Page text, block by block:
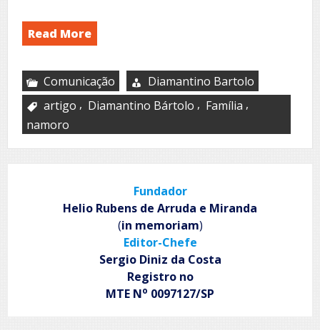
Read More
Comunicação
Diamantino Bartolo
artigo , Diamantino Bártolo , Família ,
namoro
Fundador
Helio Rubens de Arruda e Miranda
(in memoriam)
Editor-Chefe
Sergio Diniz da Costa
Registro no
MTE No 0097127/SP